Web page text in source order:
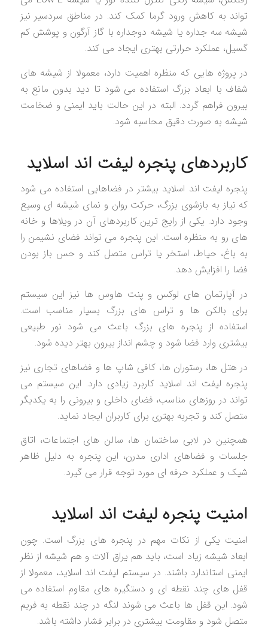
تواند به کاهش ورود گرما کمک کند. در مناطق سردسیر نیز
شیشه سه جداره یا شیشه دوجداره با گاز آرگون و پوشش کم
گسیل، عملکرد حرارتی بهتری ایجاد می کند.
در پروژه هایی که منظره اهمیت دارد، معمولا از شیشه های
شفاف با ابعاد بزرگ استفاده می شود تا دید بدون مانع به
بیرون فراهم گردد. البته در این حالت باید ایمنی و ضخامت
شیشه به صورت دقیق محاسبه شود.
کاربردهای پنجره لیفت اند اسلاید
پنجره لیفت اند اسلاید بیشتر در فضاهایی استفاده می شود
که نیاز به بازشوی بزرگ، حرکت روان و نمای شیشه ای وسیع
وجود دارد. یکی از رایج ترین کاربردهای آن در ویلاها و خانه
های رو به منظره است. این پنجره می تواند فضای نشیمن را
به باغ، حیاط، استخر یا تراس متصل کند و حس باز بودن
فضا را افزایش دهد.
در آپارتمان های لوکس و پنت هاوس ها نیز این سیستم
برای بالکن ها و تراس های بزرگ بسیار مناسب است.
استفاده از پنجره های بزرگ باعث می شود نور طبیعی
بیشتری وارد فضا شود و چشم انداز بیرون بهتر دیده شود.
در هتل ها، رستوران ها، کافی شاپ ها و فضاهای تجاری نیز
پنجره لیفت اند اسلاید کاربرد زیادی دارد. این سیستم می
تواند در روزهای مناسب، فضای داخلی و بیرونی را به یکدیگر
متصل کند و تجربه بهتری برای کاربران ایجاد نماید.
همچنین در لابی ساختمان ها، سالن های اجتماعات، اتاق
جلسات و فضاهای اداری مدرن، این پنجره به دلیل ظاهر
شیک و عملکرد حرفه ای مورد توجه قرار می گیرد.
امنیت پنجره لیفت اند اسلاید
امنیت یکی از نکات مهم در پنجره های بزرگ است. چون
ابعاد شیشه زیاد است، باید هم یراق آلات و هم شیشه از نظر
ایمنی استاندارد باشند. در سیستم لیفت اند اسلاید، معمولا از
قفل های چند نقطه ای و دستگیره های مقاوم استفاده می
شود. این قفل ها باعث می شوند لنگه در چند نقطه به فریم
متصل شود و مقاومت بیشتری در برابر فشار داشته باشد.